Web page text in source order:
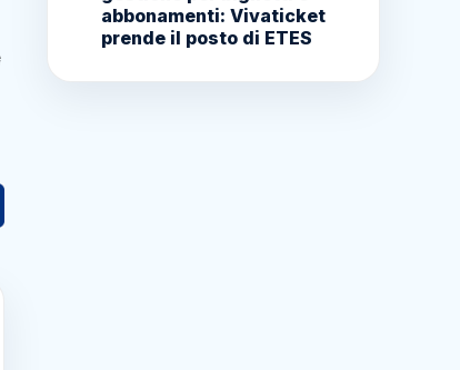
abbonamenti: Vivaticket
prende il posto di ETES